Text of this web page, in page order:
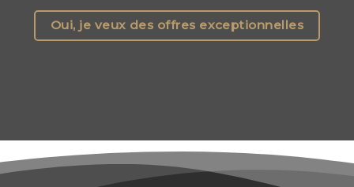
Oui, je veux des offres exceptionnelles